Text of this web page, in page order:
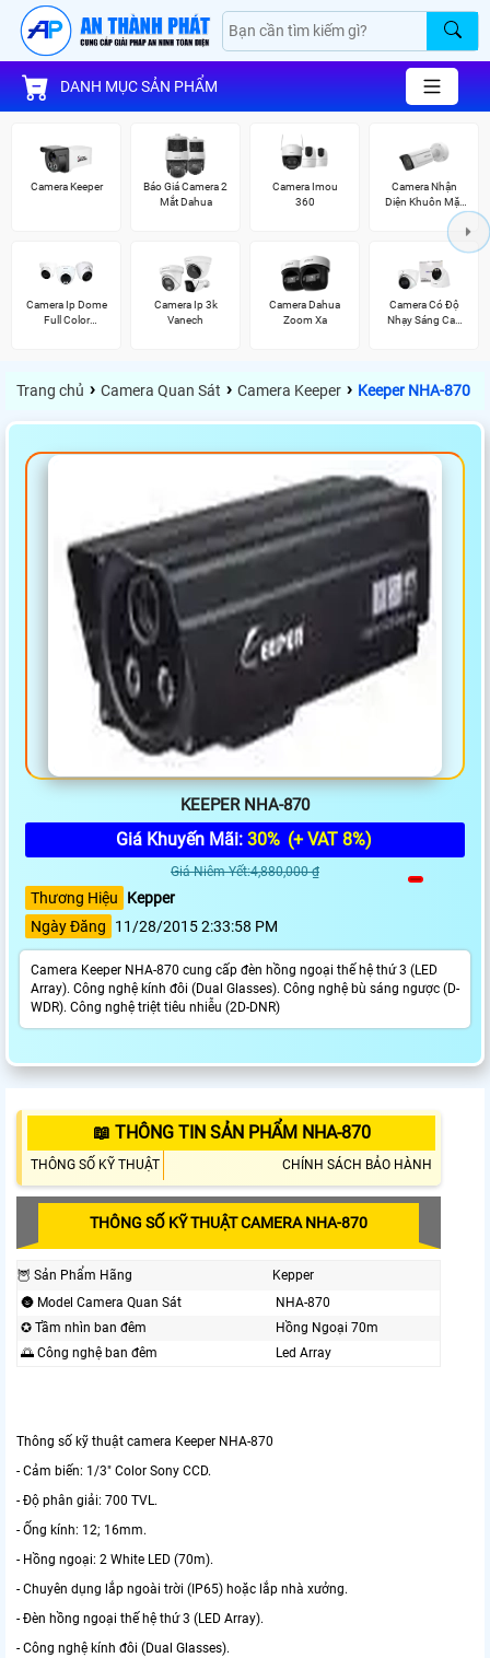
DANH MỤC SẢN PHẨM
Camera Keeper
Báo Giá Camera 2
Mắt Dahua
Camera Imou
360
Camera Nhận
Diện Khuôn Mặt
Camera Ip Dome
Full Color
Camera Ip 3k
Vanech
Camera Dahua
Zoom Xa
Camera Có Độ
Nhạy Sáng Cao
Trang chủ › Camera Quan Sát › Camera Keeper › Keeper NHA-870
KEEPER NHA-870
Giá Khuyến Mãi: 30% (+ VAT 8%)
Giá Niêm Yết:4,880,000 ₫
Thương Hiệu
Kepper
Ngày Đăng
11/28/2015 2:33:58 PM
Camera Keeper NHA-870 cung cấp đèn hồng ngoại thế hệ thứ 3 (LED
Array). Công nghệ kính đôi (Dual Glasses). Công nghệ bù sáng ngược (D-
WDR). Công nghệ triệt tiêu nhiễu (2D-DNR)
📖 THÔNG TIN SẢN PHẨM NHA-870
THÔNG SỐ KỸ THUẬT CHÍNH SÁCH BẢO HÀNH
THÔNG SỐ KỸ THUẬT CAMERA NHA-870
🦉 Sản Phẩm Hãng
Kepper
🌚 Model Camera Quan Sát
NHA-870
✪ Tầm nhìn ban đêm
Hồng Ngoại 70m
🌅 Công nghệ ban đêm
Led Array
Thông số kỹ thuật camera Keeper NHA-870
- Cảm biến: 1/3" Color Sony CCD.
- Độ phân giải: 700 TVL.
- Ống kính: 12; 16mm.
- Hồng ngoại: 2 White LED (70m).
- Chuyên dụng lắp ngoài trời (IP65) hoặc lắp nhà xưởng.
- Đèn hồng ngoại thế hệ thứ 3 (LED Array).
- Công nghệ kính đôi (Dual Glasses).